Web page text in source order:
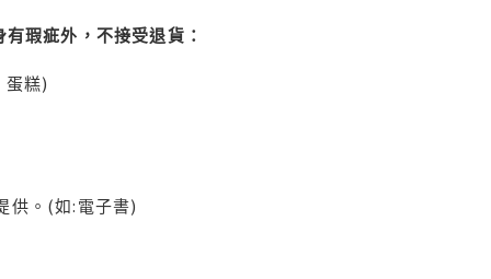
瑕疵外，不接受退貨：
蛋糕)
供。(如:電子書)